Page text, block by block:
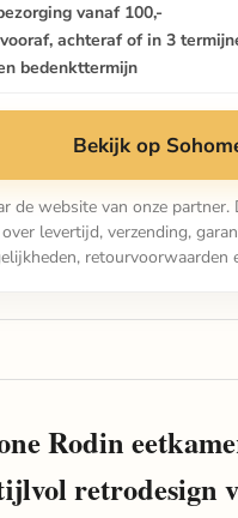
vanaf 100,-
achteraf of in 3
bedenkttermijn
Bekijk op
de website van onze partner.
levertijd, verzending,
retourvoorwaarden
Rodin
retrodesign